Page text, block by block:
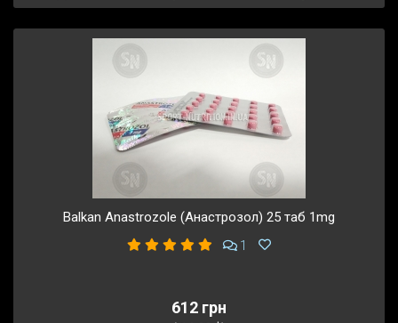
Balkan Anastrozole (Анастрозол) 25 таб 1mg
1
612 грн